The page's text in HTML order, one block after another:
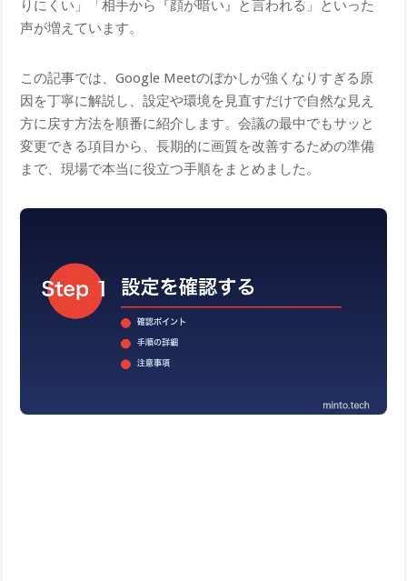
りにくい」「相手から『顔が暗い』と言われる」といった
声が増えています。
この記事では、Google Meetのぼかしが強くなりすぎる原
因を丁寧に解説し、設定や環境を見直すだけで自然な見え
方に戻す方法を順番に紹介します。会議の最中でもサッと
変更できる項目から、長期的に画質を改善するための準備
まで、現場で本当に役立つ手順をまとめました。